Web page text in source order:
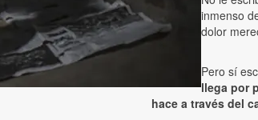
inmenso
dolor
Pero sí
llega por
hace a través del